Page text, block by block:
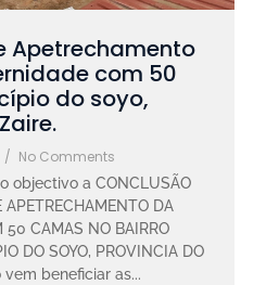
Apetrechamento
com 50
do soyo,
/ No Comments
objectivo a CONCLUSÃO
APETRECHAMENTO DA
50 CAMAS NO BAIRRO
DO SOYO, PROVINCIA DO
vem beneficiar as...